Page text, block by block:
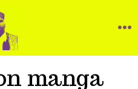
manga